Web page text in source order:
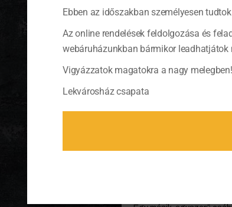
Négy tojásfehérjéből, 20
nyomózsákba, majd
töltsük meg habbal.
Ebben az időszakban személyesen
Az online rendelések feldolgozása és
webáruházunkban bármikor leadhatjátok
Vigyázzatok magatokra a nagy melegben!
Lekvárosház csapata